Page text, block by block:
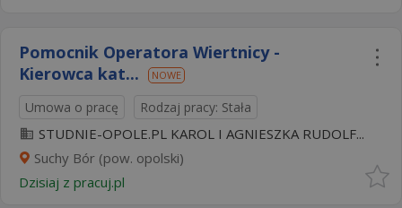
Pomocnik Operatora Wiertnicy -
Kierowca kat...
NOWE
Umowa o pracę Rodzaj pracy: Stała
STUDNIE-OPOLE.PL KAROL I AGNIESZKA RUDOLF...
Suchy Bór (pow. opolski)
Dzisiaj z pracuj.pl